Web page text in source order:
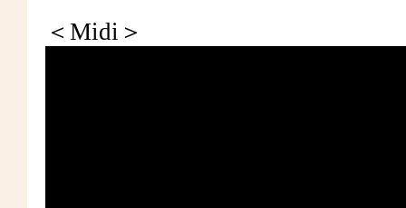
＜Midi＞